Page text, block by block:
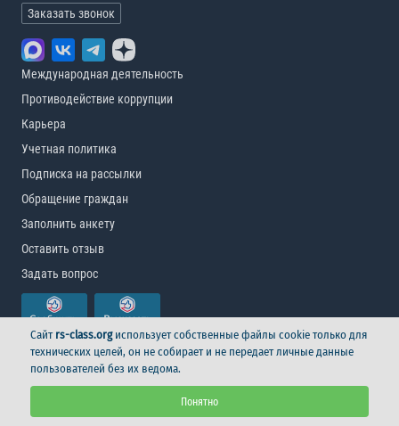
Заказать звонок
Международная деятельность
Противодействие коррупции
Карьера
Учетная политика
Подписка на рассылки
Обращение граждан
Заполнить анкету
Оставить отзыв
Задать вопрос
© Российский морской регистр судоходства, 2026
Логотип
Сайт rs-class.orgиспользует собственные файлы cookie только для
технических целей, он не собирает и не передает личные данные
пользователей без их ведома.
Понятно